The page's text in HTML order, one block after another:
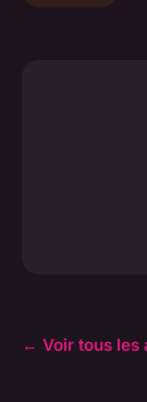
← Voir tous les